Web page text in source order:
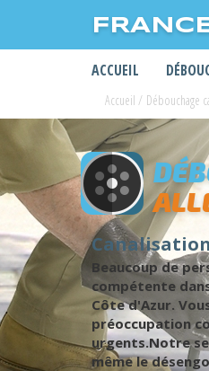
ACCUEIL
Accueil / Débouchage
Beaucoup de
compétente
Côte d'Azur.
préoccupation
urgents.Notre
même le